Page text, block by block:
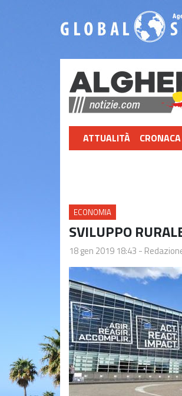
ATTUALITÀ CRONACA
ECONOMIA
SVILUPPO
18 gen 2019 18:43 -